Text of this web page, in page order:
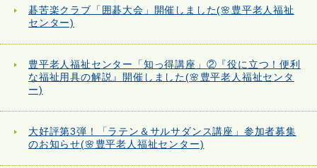
碁苦楽クラブ「囲碁大会」開催しました(🌸豊平老人福祉
センター)
豊平老人福祉センター「知っ得講座」②『役に立つ！便利
な福祉用具の解説』開催しました(🌸豊平老人福祉センタ
ー)
大好評第3弾！「ラテン＆サルサダンス講座」参加者募集
のお知らせ(🌸豊平老人福祉センター)